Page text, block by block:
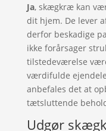
Ja, skægkræ kan
dit hjem. De lever
derfor beskadige
ikke forårsager
tilstedeværelse
værdifulde
anbefales det at
tætsluttende
Udgør